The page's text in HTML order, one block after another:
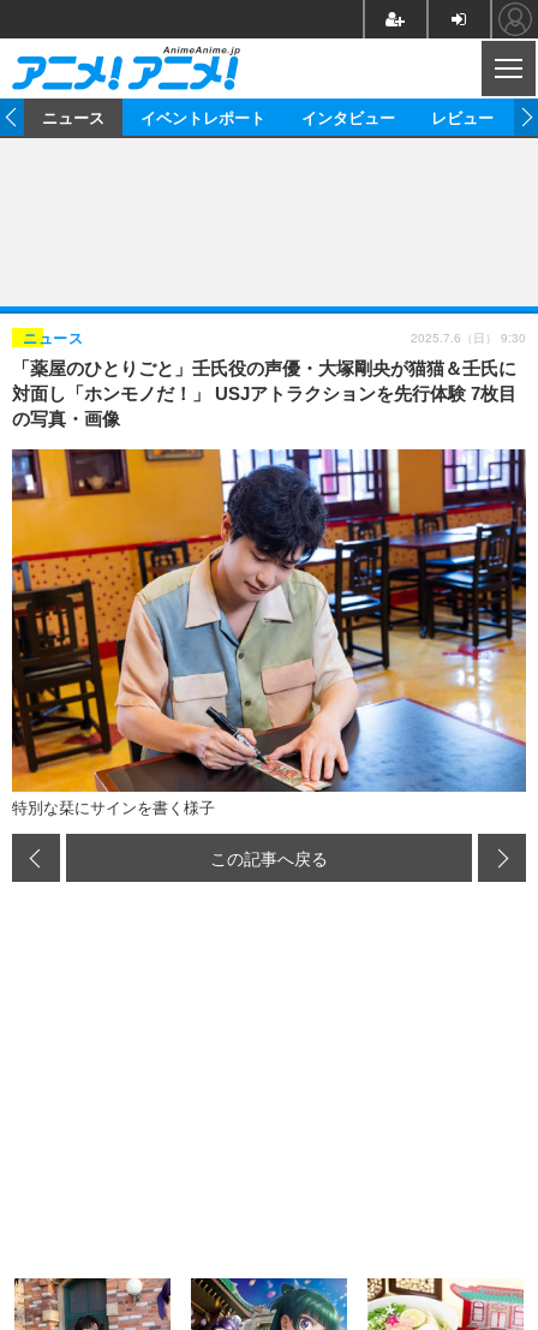
ゲーム グッズ
イベント
海外イベント ビジネス
俳優・タレント アーティスト
ビジネス
アニメ 実写
書評
ゲーム 座談会
動画
アニメ
アニメ！アニメ！TV ABEMA Cafe
連載・コラム
ニュース イベントレポート インタビュー レビュー
「薬屋のひとりごと」壬氏役の声優・大塚剛央が猫猫＆壬氏に
対面し「ホンモノだ！」 USJアトラクションを先行体験 7枚目
の写真・画像
ニュース 2025.7.6（日） 9:30
特別な栞にサインを書く様子
この記事へ戻る